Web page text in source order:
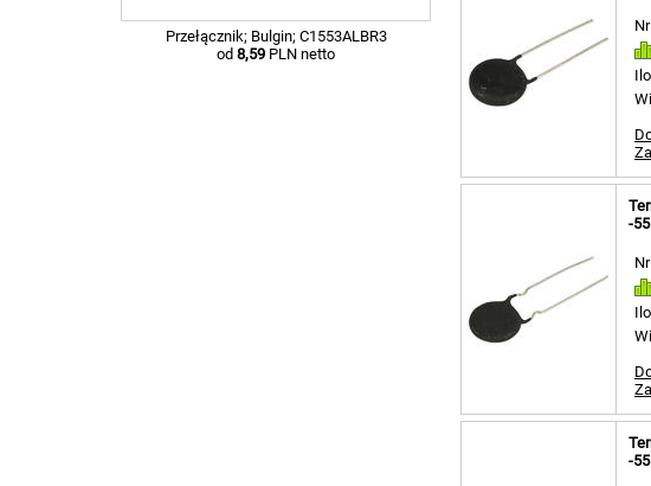
Przełącznik; Bulgin; C1553ALBR3
od 8,59 PLN netto
-
-